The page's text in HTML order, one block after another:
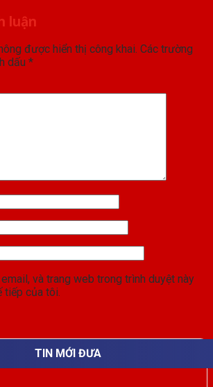
luận
được hiển thị công khai. Các trường
dấu *
và trang web trong trình duyệt này
tiếp của tôi.
TIN MỚI ĐƯA